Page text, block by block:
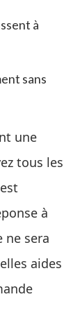
à
sans
une
tous les
à
ne sera
aides